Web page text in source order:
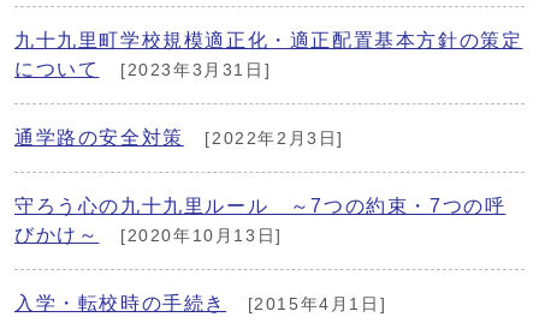
九十九里町学校規模適正化・適正配置基本方針の策定
について
[2023年3月31日]
通学路の安全対策 [2022年2月3日]
守ろう心の九十九里ルール ～7つの約束・7つの呼
びかけ～
[2020年10月13日]
入学・転校時の手続き [2015年4月1日]